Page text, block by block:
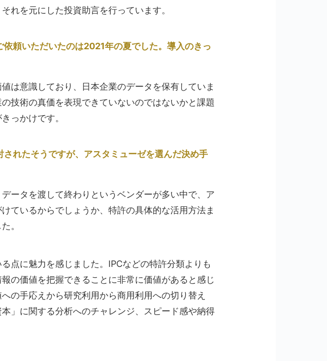
れを元にした投資助言を行っています。
頼いただいたのは2021年の夏でした。導入のきっ
は意識しており、日本企業のデータを保有していま
技術の真価を表現できていないのではないかと課題
っかけです。
れたそうですが、アスタミューゼを選んだ決め手
ータを渡して終わりというベンダーが多い中で、ア
ているからでしょうか、特許の具体的な活用方法ま
。
点に魅力を感じました。IPCなどの特許分類よりも
の価値を把握できることに非常に価値があると感じ
の手応えから研究利用から商用利用への切り替え
」に関する分析へのチャレンジ、スピード感や納得